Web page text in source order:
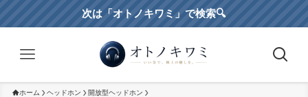
次は「オトノキワミ」で検索🔍️
ホーム ヘッドホン 開放型ヘッドホン